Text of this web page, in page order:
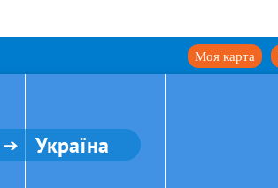
Моя карта
Україна